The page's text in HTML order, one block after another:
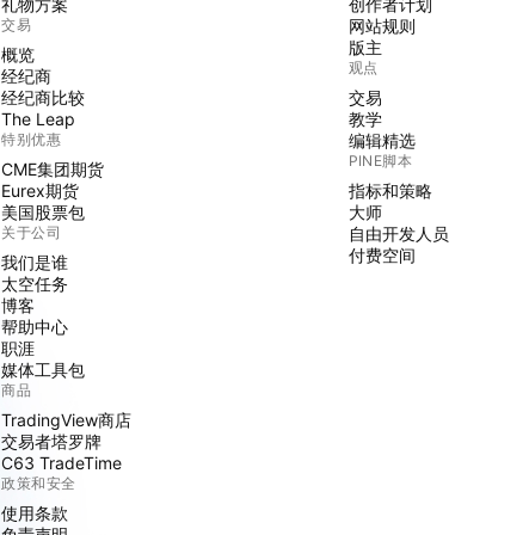
礼物方案
交易
概览
经纪商
经纪商比较
The Leap
特别优惠
CME集团期货
Eurex期货
美国股票包
关于公司
我们是谁
太空任务
博客
帮助中心
职涯
媒体工具包
商品
TradingView商店
交易者塔罗牌
C63 TradeTime
政策和安全
使用条款
创作者计划
网站规则
版主
观点
交易
教学
编辑精选
PINE脚本
指标和策略
大师
自由开发人员
付费空间